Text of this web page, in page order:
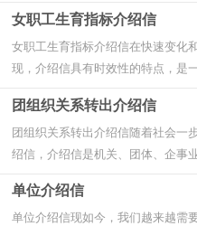
女职工生育指标介绍信
女职工生育指标介绍信在快速变化
现，介绍信具有时效性的特点，是
团组织关系转出介绍信
团组织关系转出介绍信随着社会一
绍信，介绍信是机关、团体、企事
单位介绍信
单位介绍信现如今，我们越来越需